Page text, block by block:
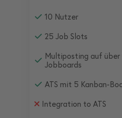
10 Nutzer
25 Job Slots
Multiposting auf über
Jobboards
ATS mit 5 Kanban-
Integration to ATS